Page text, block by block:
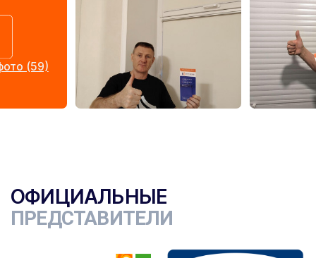
(59)
ОФИЦИАЛЬНЫЕ
ПРЕДСТАВИТЕЛИ